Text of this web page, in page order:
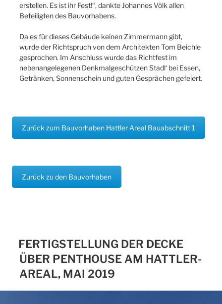
erstellen. Es ist ihr Fest!“, dankte Johannes Völk allen
Beteiligten des Bauvorhabens.
Da es für dieses Gebäude keinen Zimmermann gibt,
wurde der Richtspruch von dem Architekten Tom Beichle
gesprochen. Im Anschluss wurde das Richtfest im
nebenangelegenen Denkmalgeschützen Stadl‘ bei Essen,
Getränken, Sonnenschein und guten Gesprächen gefeiert.
Zurück zum Bauvorhaben Hattler Areal Bauabschnitt 1
Zurück zu den Bauvorhaben
FERTIGSTELLUNG DER DECKE
ÜBER PENTHOUSE AM HATTLER-
AREAL, MAI 2019